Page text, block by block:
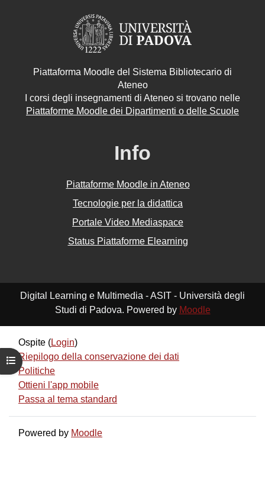
Apri indice del corso
Piattaforma Moodle del Sistema Bibliotecario di
Ateneo
I corsi degli insegnamenti di Ateneo si trovano nelle
Piattaforme Moodle dei Dipartimenti o delle Scuole
Info
Piattaforme Moodle in Ateneo
Tecnologie per la didattica
Portale Video Mediaspace
Status Piattaforme Elearning
Digital Learning e Multimedia - ASIT - Università degli
Studi di Padova. Powered by Moodle
Ospite (Login)
Riepilogo della conservazione dei dati
Politiche
Ottieni l'app mobile
Passa al tema standard
Powered by Moodle